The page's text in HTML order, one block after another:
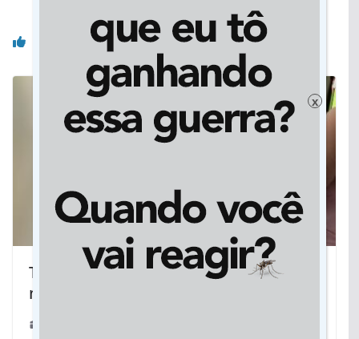
Você pode gostar também
Trabalho conjunto garante leitos
novos para hospital de Jateí
x